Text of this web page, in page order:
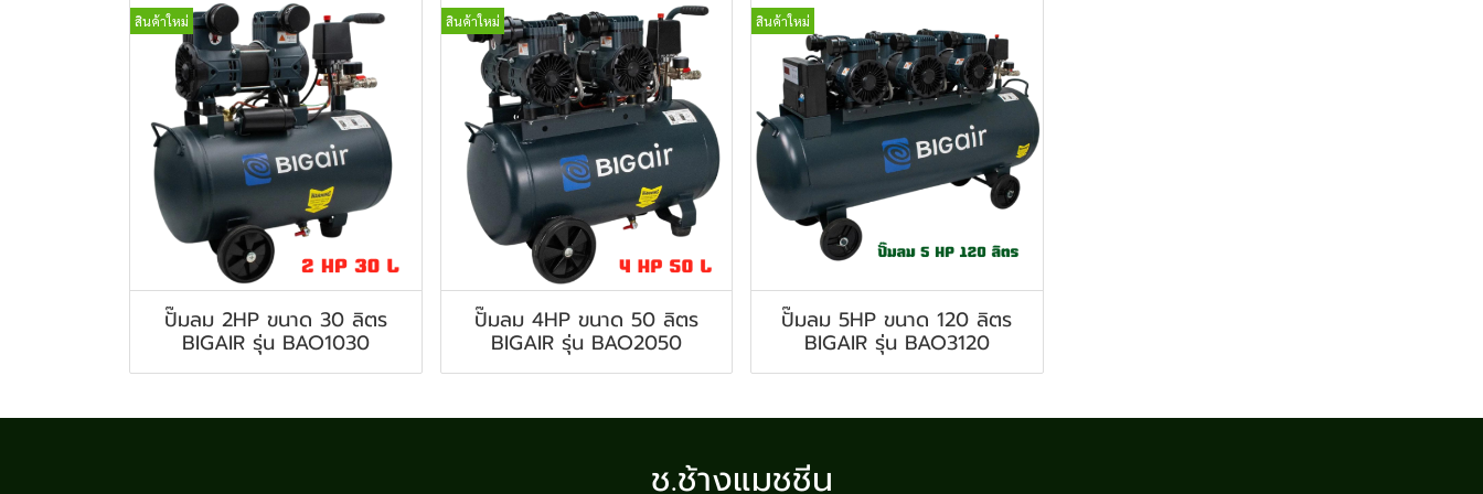
สินค้าใหม่
ปั๊มลม 2HP ขนาด 30 ลิตร
BIGAIR รุ่น BAO1030
สินค้าใหม่
ปั๊มลม 4HP ขนาด 50 ลิตร
BIGAIR รุ่น BAO2050
สินค้าใหม่
ปั๊มลม 5HP ขนาด 120 ลิตร
BIGAIR รุ่น BAO3120
ช.ช้างแมชชีน